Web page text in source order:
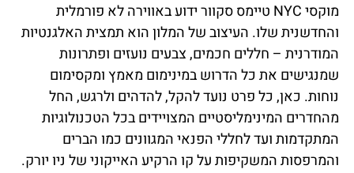
מוקסי NYC טיימס סקוור ידוע באווירה לא פורמלית
והחדשנית שלו. העיצוב של המלון הוא תמצית האלגנטיות
המודרנית – חללים חכמים, צבעים נועזים ופתרונות
שמנגישים את כל הדרוש במינימום מאמץ ומקסימום
נוחות. כאן, כל פרט נועד להקל, להדהים ולרגש, החל
מהחדרים המינימליסטיים המצויידים בכל הטכנולוגיות
המתקדמות ועד לחללי הפנאי המגוונים כמו הברים
והמרפסות המשקיפות על קו הרקיע האייקוני של ניו יורק.